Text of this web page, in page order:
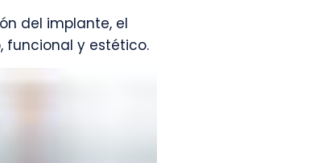
del implante, el
funcional y estético.